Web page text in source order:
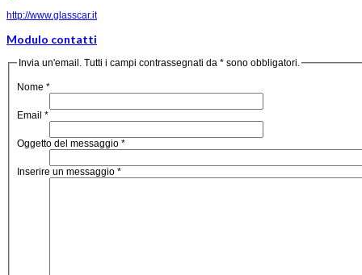
http://www.glasscar.it
Modulo contatti
Invia un'email. Tutti i campi contrassegnati da * sono obbligatori.
Nome *
Email *
Oggetto del messaggio *
Inserire un messaggio *